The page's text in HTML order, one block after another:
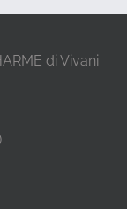
di Vivani